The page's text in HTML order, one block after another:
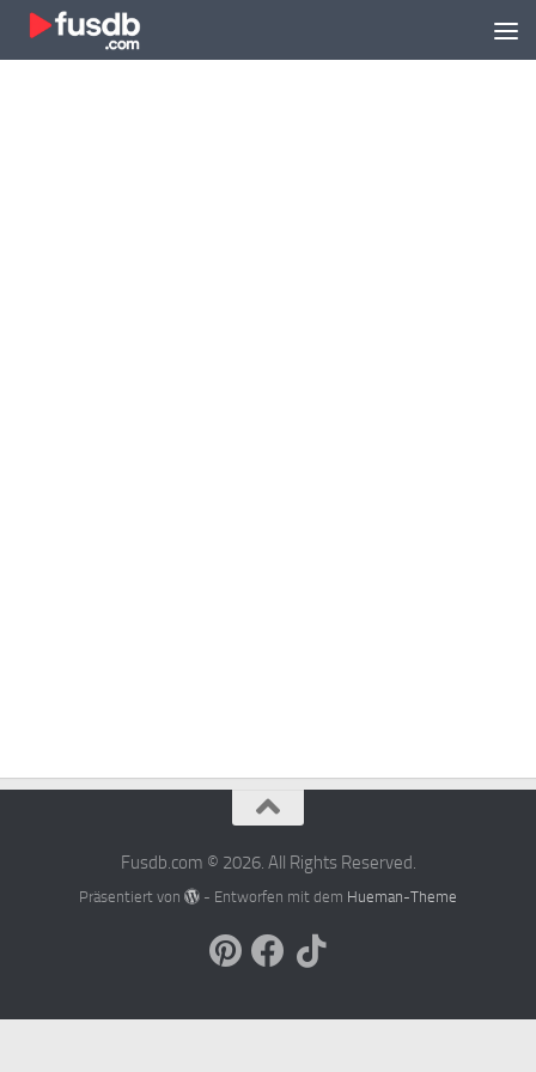
Zum Inhalt springen
Fusdb.com © 2026. All Rights Reserved.
Präsentiert von - Entworfen mit dem Hueman-Theme